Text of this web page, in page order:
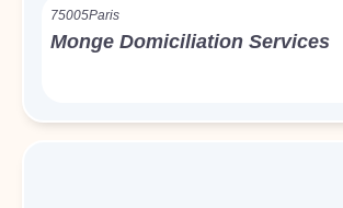
75005Paris
Monge Domiciliation Services